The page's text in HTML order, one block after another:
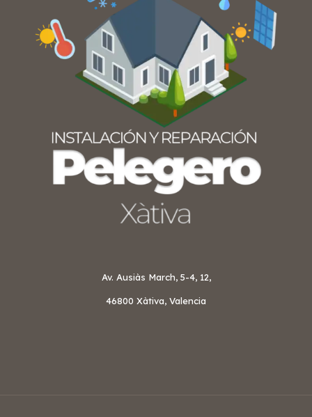
Av. Ausiàs March, 5-4, 12,
46800 Xàtiva, Valencia